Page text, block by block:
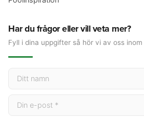
Har du frågor eller vill veta mer?
Fyll i dina uppgifter så hör vi av oss